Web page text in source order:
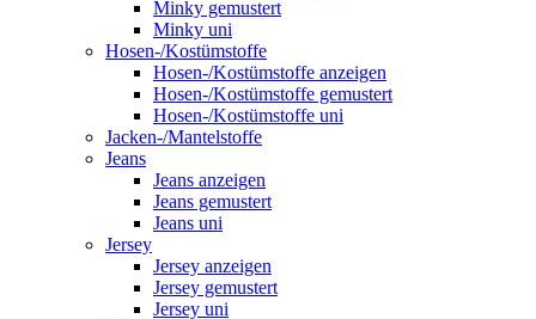
Minky gemustert
Minky uni
Hosen-/Kostümstoffe
Hosen-/Kostümstoffe anzeigen
Hosen-/Kostümstoffe gemustert
Hosen-/Kostümstoffe uni
Jacken-/Mantelstoffe
Jeans
Jeans anzeigen
Jeans gemustert
Jeans uni
Jersey
Jersey anzeigen
Jersey gemustert
Jersey uni